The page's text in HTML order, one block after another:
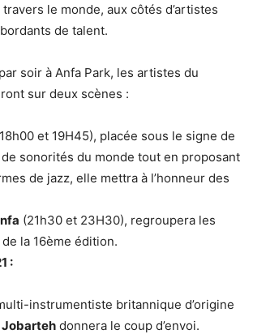
le monde, aux côtés d’artistes
de talent.
soir à Anfa Park, les artistes du
sur deux scènes :
et 19H45), placée sous le signe de
sonorités du monde tout en proposant
de jazz, elle mettra à l’honneur des
(21h30 et 23H30), regroupera les
la 16ème édition.
:
instrumentiste britannique d’origine
Jobarteh donnera le coup d’envoi.